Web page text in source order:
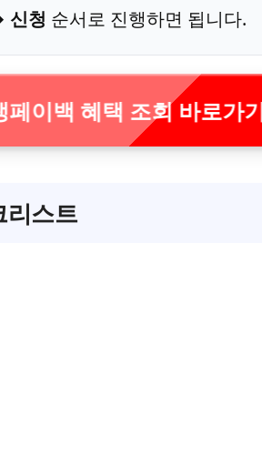
신청 순서로 진행하면 됩니다.
페이백 혜택 조회 바로가
리스트